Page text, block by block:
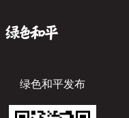
绿色和平发布